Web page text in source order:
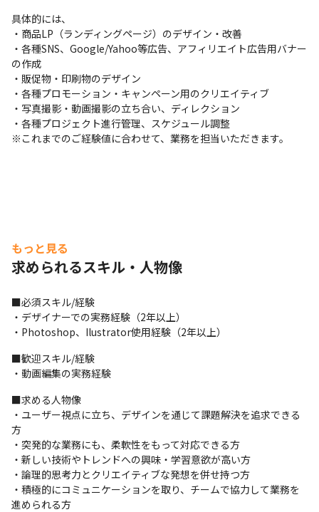
具体的には、
・商品LP（ランディングページ）のデザイン・改善
・各種SNS、Google/Yahoo等広告、アフィリエイト広告用バナー
の作成
・販促物・印刷物のデザイン
・各種プロモーション・キャンペーン用のクリエイティブ
・写真撮影・動画撮影の立ち合い、ディレクション
・各種プロジェクト進行管理、スケジュール調整
※これまでのご経験値に合わせて、業務を担当いただきます。
もっと見る
求められるスキル・人物像
■必須スキル/経験
・デザイナーでの実務経験（2年以上）
・Photoshop、Ilustrator使用経験（2年以上）
■歓迎スキル/経験
・動画編集の実務経験
■求める人物像
・ユーザー視点に立ち、デザインを通じて課題解決を追求できる
方
・突発的な業務にも、柔軟性をもって対応できる方
・新しい技術やトレンドへの興味・学習意欲が高い方
・論理的思考力とクリエイティブな発想を併せ持つ方
・積極的にコミュニケーションを取り、チームで協力して業務を
進められる方